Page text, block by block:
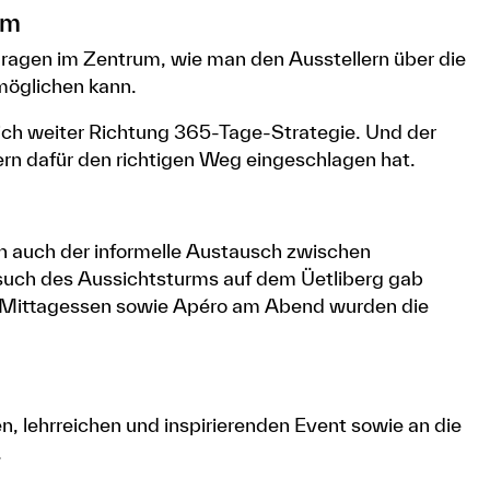
im Zentrum, wie man den Ausstellern über die
kann.
weiter Richtung 365-Tage-Strategie. Und der
dafür den richtigen Weg eingeschlagen hat.
auch der informelle Austausch zwischen
des Aussichtsturms auf dem Üetliberg gab
sowie Apéro am Abend wurden die
lehrreichen und inspirierenden Event sowie an die